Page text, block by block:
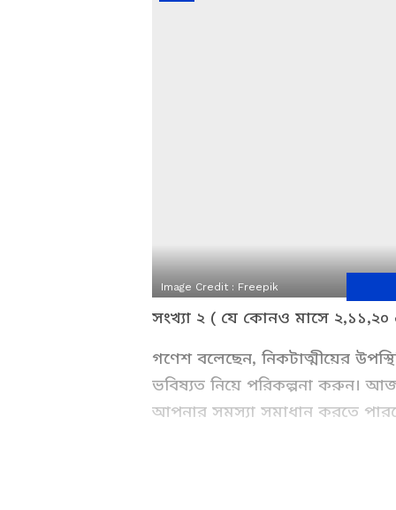
Image Credit : Freepik
সংখ্যা ২ ( যে কোনও মাসে ২,১১,২০
গণেশ বলেছেন, নিকটাত্মীয়ের
ভবিষ্যত নিয়ে পরিকল্পনা করুন। আজ
আপনার সমস্যা সমাধান করতে